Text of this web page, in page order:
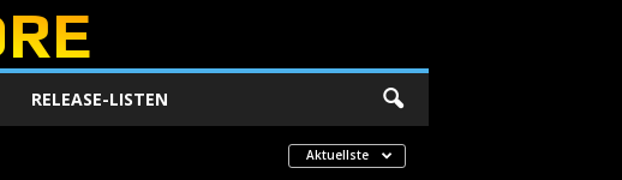
RELEASE-LISTEN
Aktuellste